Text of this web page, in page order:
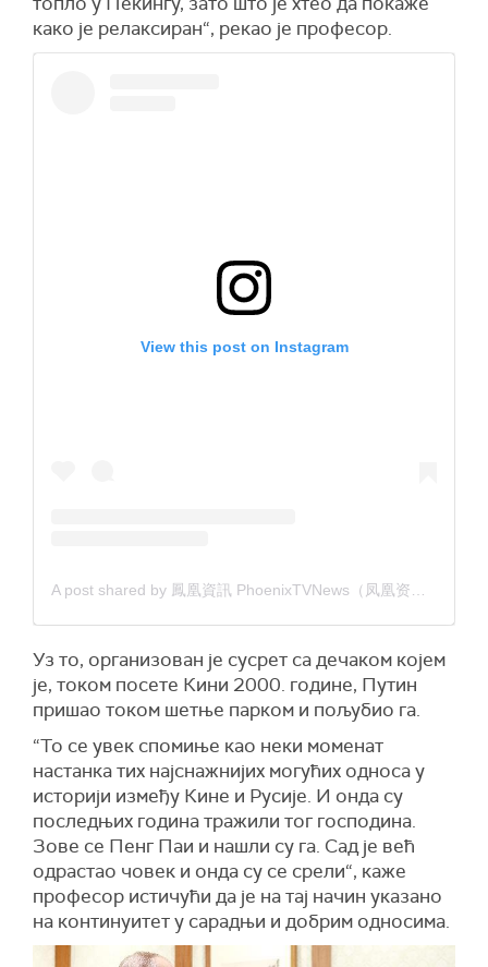
како је релаксиран“, рекао је професор.
View this post on Instagram
Уз то, организован је сусрет са дечаком којем
је, током посете Кини 2000. године, Путин
пришао током шетње парком и пољубио га.
“То се увек спомиње као неки моменат
настанка тих најснажнијих могућих односа у
историји између Кине и Русије. И онда су
последњих година тражили тог господина.
Зове се Пенг Паи и нашли су га. Сад је већ
одрастао човек и онда су се срели“, каже
професор истичући да је на тај начин указано
на континуитет у сарадњи и добрим односима.